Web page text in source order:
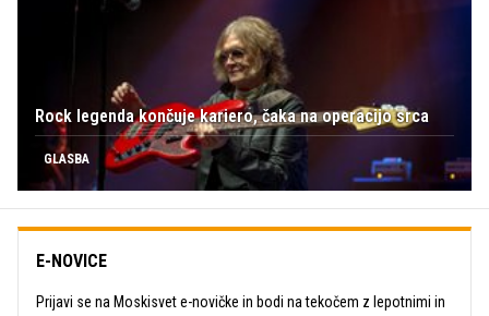
Rock legenda končuje kariero, čaka na operacijo srca
GLASBA
E-NOVICE
Prijavi se na Moskisvet e-novičke in bodi na tekočem z lepotnimi in